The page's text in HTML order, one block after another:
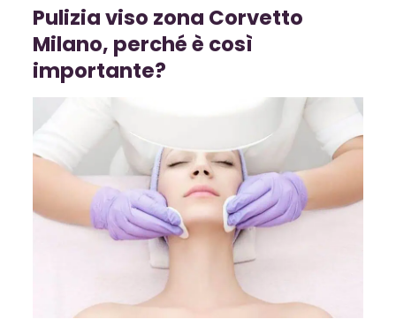
Pulizia viso zona Corvetto
Milano, perché è così
importante?